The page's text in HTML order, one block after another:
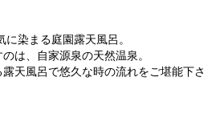
染まる庭園露天風呂。
は、自家源泉の天然温泉。
天風呂で悠久な時の流れをご堪能下さ